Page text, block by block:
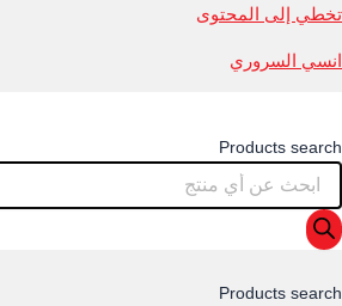
تخطي إلى المحتوى
انسي السروري
Products search
Products search